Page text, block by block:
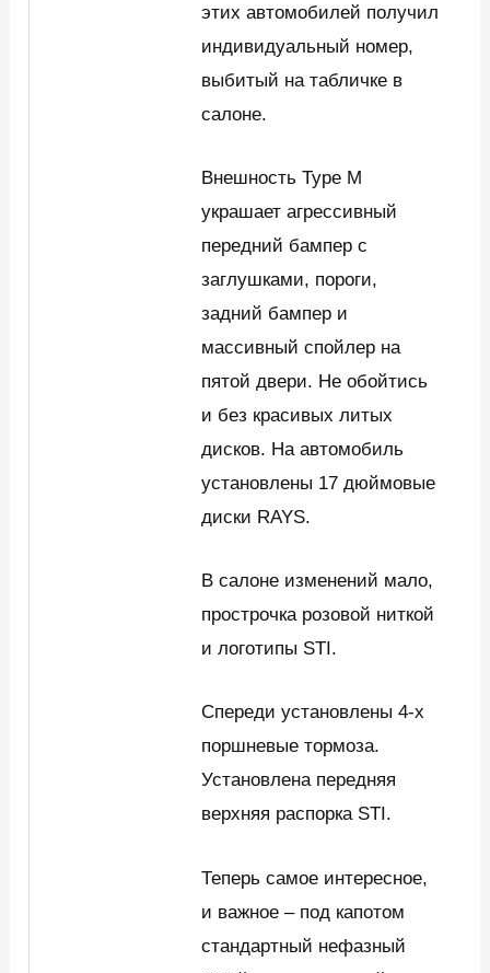
этих автомобилей получил
индивидуальный номер,
выбитый на табличке в
салоне.
Внешность Type M
украшает агрессивный
передний бампер с
заглушками, пороги,
задний бампер и
массивный спойлер на
пятой двери. Не обойтись
и без красивых литых
дисков. На автомобиль
установлены 17 дюймовые
диски RAYS.
В салоне изменений мало,
прострочка розовой ниткой
и логотипы STI.
Спереди установлены 4-х
поршневые тормоза.
Установлена передняя
верхняя распорка STI.
Теперь самое интересное,
и важное – под капотом
стандартный нефазный